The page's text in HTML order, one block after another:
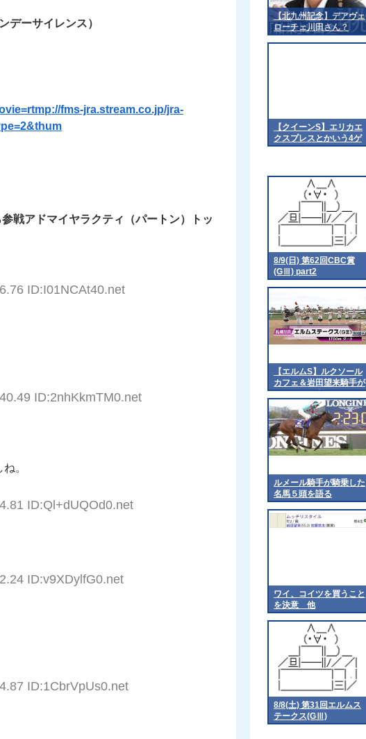
デーサイレンス）
fms-jra.stream.co.jp/jra-
戦アドマイヤラクティ（パートン）トッ
ID:I01NCAt40.net
ID:2nhKkmTM0.net
。
ID:Ql+dUQOd0.net
ID:v9XDylfG0.net
ID:1CbrVpUs0.net
【北九州記念】デアヴェ
ローチェ川田さん？
【クイーンS】エリカエ
クスプレスとかいう4ゲ
ッター 他
8/9(日) 第62回CBC賞
(GⅢ) part2
【エルムS】ルクソール
カフェ＆岩田望来騎手が
ｷﾀ━━━━(ﾟ
∀ﾟ)━━━━!!
ルメール騎手が騎乗した
名馬５頭を語る
ワイ、コイツを買うこと
を決意 他
8/8(土) 第31回エルムス
テークス(GⅢ)